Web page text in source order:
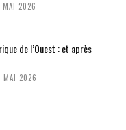
MAI 2026
de l’Ouest : et après
MAI 2026